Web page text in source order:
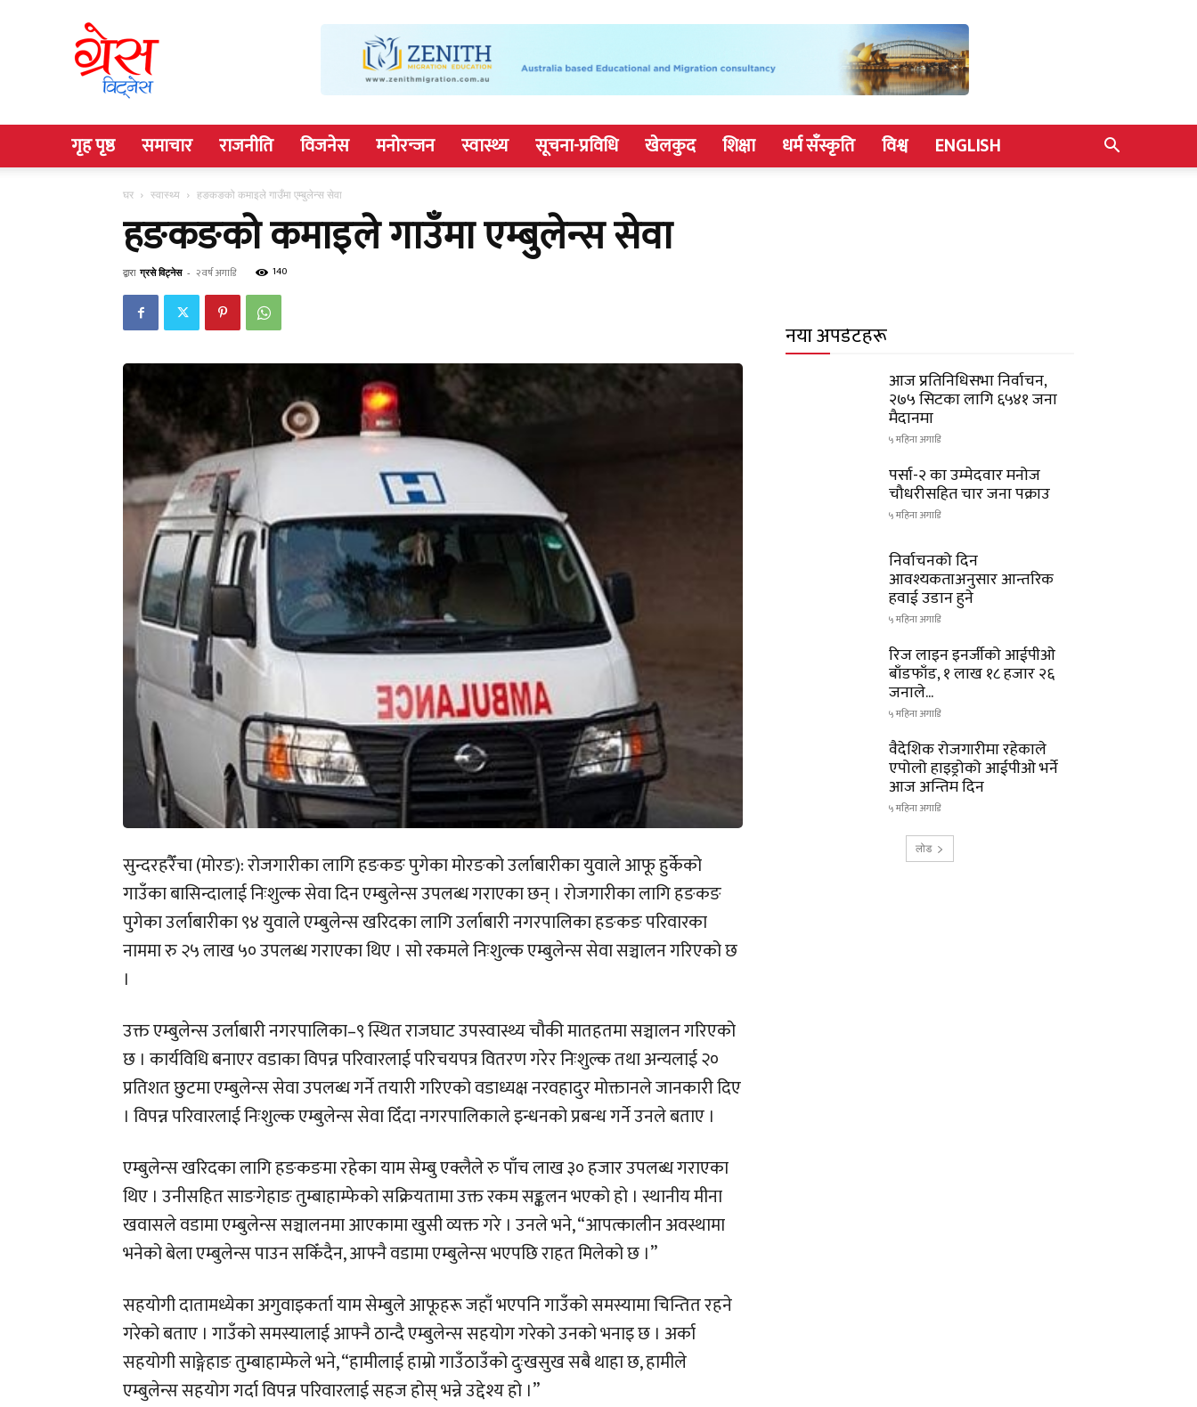
गृह पृष्ठ समाचार राजनीति विजनेस मनोरन्जन स्वास्थ्य सूचना-प्रविधि खेलकुद शिक्षा धर्म सँस्कृति विश्व ENGLISH
घर स्वास्थ्य हङकङको कमाइले गाउँमा एम्बुलेन्स सेवा
हङकङको कमाइले गाउँमा एम्बुलेन्स सेवा
द्वारा ग्रसे विट्नेस - २ वर्ष अगाडि 140
सुन्दरहरैँचा (मोरङ): रोजगारीका लागि हङकङ पुगेका मोरङको उर्लाबारीका युवाले आफू हुर्केको
गाउँका बासिन्दालाई निःशुल्क सेवा दिन एम्बुलेन्स उपलब्ध गराएका छन् । रोजगारीका लागि हङकङ
पुगेका उर्लाबारीका ९४ युवाले एम्बुलेन्स खरिदका लागि उर्लाबारी नगरपालिका हङकङ परिवारका
नाममा रु २५ लाख ५० उपलब्ध गराएका थिए । सो रकमले निःशुल्क एम्बुलेन्स सेवा सञ्चालन गरिएको छ
।
उक्त एम्बुलेन्स उर्लाबारी नगरपालिका–९ स्थित राजघाट उपस्वास्थ्य चौकी मातहतमा सञ्चालन गरिएको
छ । कार्यविधि बनाएर वडाका विपन्न परिवारलाई परिचयपत्र वितरण गरेर निःशुल्क तथा अन्यलाई २०
प्रतिशत छुटमा एम्बुलेन्स सेवा उपलब्ध गर्ने तयारी गरिएको वडाध्यक्ष नरवहादुर मोक्तानले जानकारी दिए
। विपन्न परिवारलाई निःशुल्क एम्बुलेन्स सेवा दिँदा नगरपालिकाले इन्धनको प्रबन्ध गर्ने उनले बताए ।
एम्बुलेन्स खरिदका लागि हङकङमा रहेका याम सेम्बु एक्लैले रु पाँच लाख ३० हजार उपलब्ध गराएका
थिए । उनीसहित साङगेहाङ तुम्बाहाम्फेको सक्रियतामा उक्त रकम सङ्कलन भएको हो । स्थानीय मीना
खवासले वडामा एम्बुलेन्स सञ्चालनमा आएकामा खुसी व्यक्त गरे । उनले भने, “आपत्कालीन अवस्थामा
भनेको बेला एम्बुलेन्स पाउन सकिँदैन, आफ्नै वडामा एम्बुलेन्स भएपछि राहत मिलेको छ ।”
सहयोगी दातामध्येका अगुवाइकर्ता याम सेम्बुले आफूहरू जहाँ भएपनि गाउँको समस्यामा चिन्तित रहने
गरेको बताए । गाउँको समस्यालाई आफ्नै ठान्दै एम्बुलेन्स सहयोग गरेको उनको भनाइ छ । अर्का
सहयोगी साङ्गेहाङ तुम्बाहाम्फेले भने, “हामीलाई हाम्रो गाउँठाउँको दुःखसुख सबै थाहा छ, हामीले
एम्बुलेन्स सहयोग गर्दा विपन्न परिवारलाई सहज होस् भन्ने उद्देश्य हो ।”
नयाँ अपडेटहरू
आज प्रतिनिधिसभा निर्वाचन,
२७५ सिटका लागि ६५४१ जना
मैदानमा
५ महिना अगाडि
पर्सा-२ का उम्मेदवार मनोज
चौधरीसहित चार जना पक्राउ
५ महिना अगाडि
निर्वाचनको दिन
आवश्यकताअनुसार आन्तरिक
हवाई उडान हुने
५ महिना अगाडि
रिज लाइन इनर्जीको आईपीओ
बाँडफाँड, १ लाख १८ हजार २६
जनाले...
५ महिना अगाडि
वैदेशिक रोजगारीमा रहेकाले
एपोलो हाइड्रोको आईपीओ भर्ने
आज अन्तिम दिन
५ महिना अगाडि
लोड